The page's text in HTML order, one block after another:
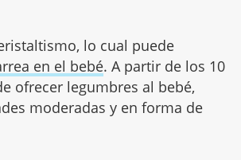
lo cual puede
en el bebé. A partir de los 10
ofrecer legumbres al bebé,
moderadas y en forma de